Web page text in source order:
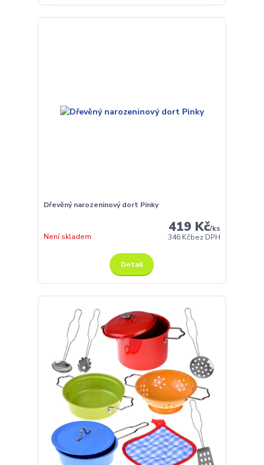
Dřevěný narozeninový dort Pinky
419 Kč/ks
346 Kčbez DPH
Není skladem
Detail